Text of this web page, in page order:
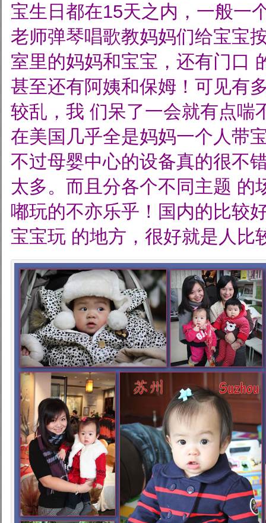
宝生日都在15天之内，一般一
老师弹琴唱歌教妈妈们给宝宝
室里的妈妈和宝宝，还有门口
甚至还有阿姨和保姆！可见有
较乱，我 们呆了一会就有点喘
在美国几乎全是妈妈一个人带
不过母婴中心的设备真的很不
太多。而且分各个不同主题 的
嘟玩的不亦乐乎！国内的比较
宝宝玩 的地方，很好就是人比